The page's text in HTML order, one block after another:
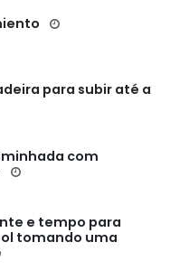
para subir até a
com
e tempo para
tomando uma